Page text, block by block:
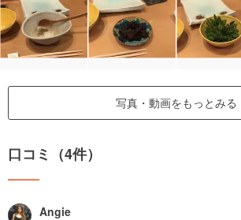
写真・動画をもっとみる
口コミ（4件）
Angie